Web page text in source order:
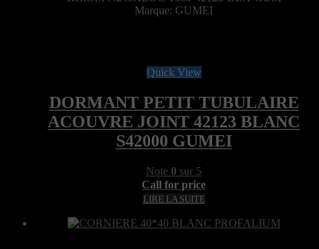
Marque: GUMEI
Quick View
DORMANT PETIT TUBULAIRE
ACOUVRE JOINT 42123 BLANC
S42000 GUMEI
Note 0 sur 5
Call for price
LIRE LA SUITE